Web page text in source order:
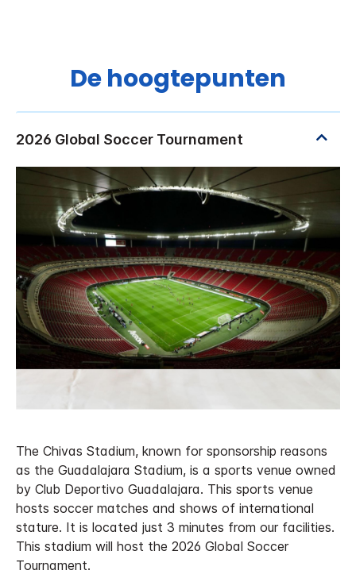
De hoogtepunten
The Chivas Stadium, known for sponsorship reasons
as the Guadalajara Stadium, is a sports venue owned
by Club Deportivo Guadalajara. This sports venue
hosts soccer matches and shows of international
stature. It is located just 3 minutes from our facilities.
This stadium will host the 2026 Global Soccer
Tournament.